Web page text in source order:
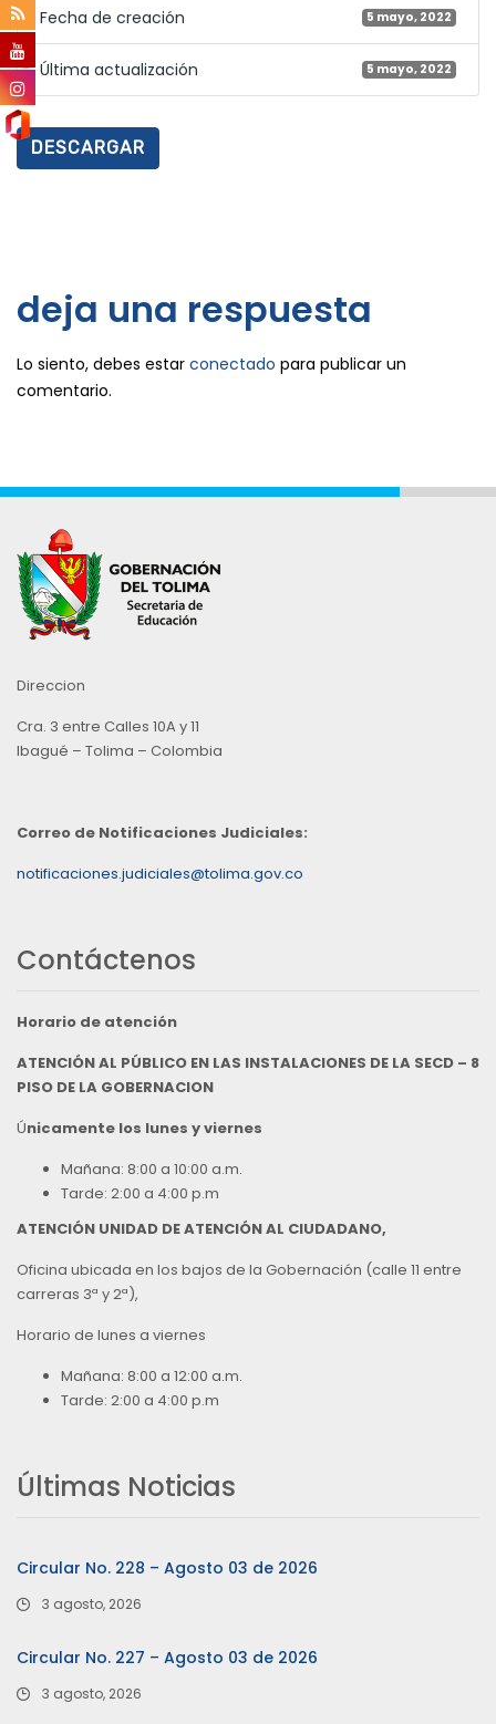
Fecha de creación 5 mayo, 2022
Última actualización 5 mayo, 2022
DESCARGAR
deja una respuesta
Lo siento, debes estar conectado para publicar un
comentario.
Direccion
Cra. 3 entre Calles 10A y 11
Ibagué – Tolima – Colombia
Correo de Notificaciones Judiciales:
notificaciones.judiciales@tolima.gov.co
Contáctenos
Horario de atención
ATENCIÓN AL PÚBLICO EN LAS INSTALACIONES DE LA SECD – 8
PISO DE LA GOBERNACION
Únicamente los lunes y viernes
Mañana: 8:00 a 10:00 a.m.
Tarde: 2:00 a 4:00 p.m
ATENCIÓN UNIDAD DE ATENCIÓN AL CIUDADANO,
Oficina ubicada en los bajos de la Gobernación (calle 11 entre
carreras 3ª y 2ª),
Horario de lunes a viernes
Mañana: 8:00 a 12:00 a.m.
Tarde: 2:00 a 4:00 p.m
Últimas Noticias
Circular No. 228 – Agosto 03 de 2026
3 agosto, 2026
Circular No. 227 – Agosto 03 de 2026
3 agosto, 2026